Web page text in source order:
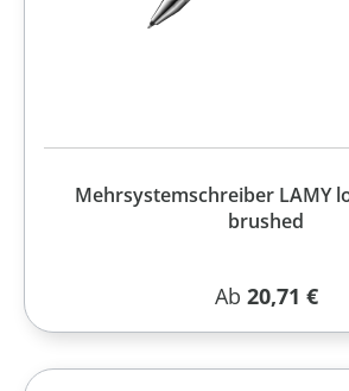
Mehrsystemschreiber LAMY
brushed
Regulärer
Ab 20,71 €